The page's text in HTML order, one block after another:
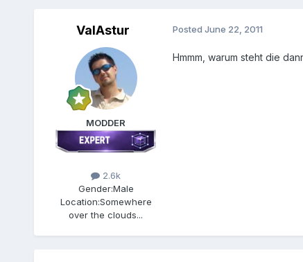
ValAstur
MODDER
2.6k
Gender:Male
Location:Somewhere
over the clouds...
Posted June 22, 2011
Hmmm, warum steht die